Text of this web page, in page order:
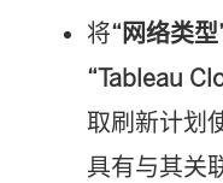
将“网络类型
“Tableau
取刷新计划
具有与其关